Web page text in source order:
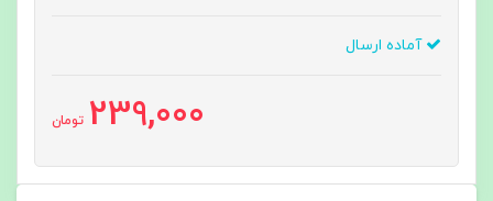
آماده ارسال
239,000 تومان